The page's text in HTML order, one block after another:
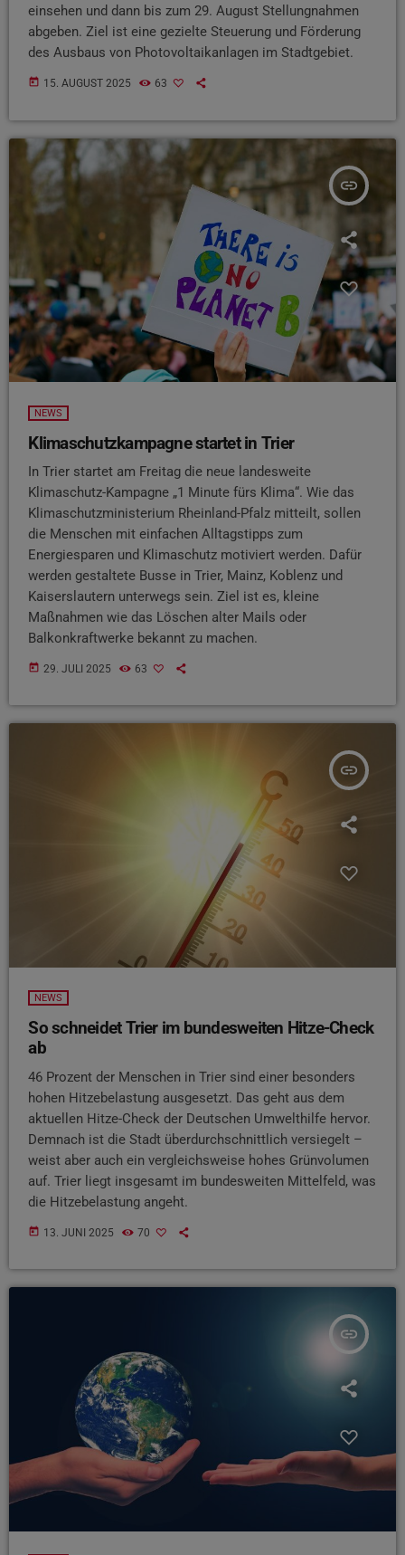
einsehen und dann bis zum 29. August Stellungnahmen
abgeben. Ziel ist eine gezielte Steuerung und Förderung
des Ausbaus von Photovoltaikanlagen im Stadtgebiet.
today 15. AUGUST 2025 63
insert_link
NEWS
Klimaschutzkampagne startet in Trier
In Trier startet am Freitag die neue landesweite
Klimaschutz-Kampagne „1 Minute fürs Klima“. Wie das
Klimaschutzministerium Rheinland-Pfalz mitteilt, sollen
die Menschen mit einfachen Alltagstipps zum
Energiesparen und Klimaschutz motiviert werden. Dafür
werden gestaltete Busse in Trier, Mainz, Koblenz und
Kaiserslautern unterwegs sein. Ziel ist es, kleine
Maßnahmen wie das Löschen alter Mails oder
Balkonkraftwerke bekannt zu machen.
today 29. JULI 2025 63
insert_link
NEWS
So schneidet Trier im bundesweiten Hitze-Check
ab
46 Prozent der Menschen in Trier sind einer besonders
hohen Hitzebelastung ausgesetzt. Das geht aus dem
aktuellen Hitze-Check der Deutschen Umwelthilfe hervor.
Demnach ist die Stadt überdurchschnittlich versiegelt –
weist aber auch ein vergleichsweise hohes Grünvolumen
auf. Trier liegt insgesamt im bundesweiten Mittelfeld, was
die Hitzebelastung angeht.
today 13. JUNI 2025 70
insert_link